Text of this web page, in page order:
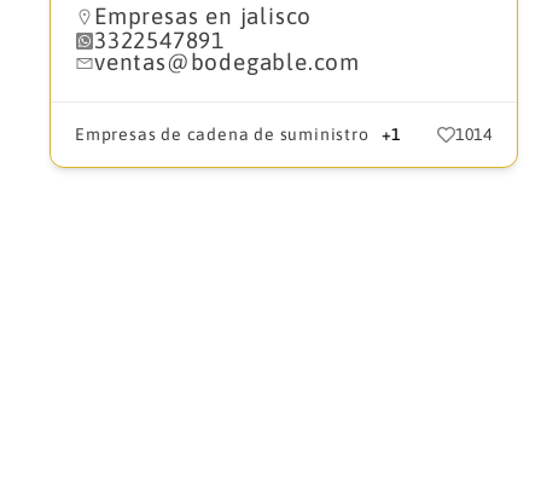
Empresas en jalisco
3322547891
ventas@bodegable.com
Empresas de cadena de suministro +1 1014